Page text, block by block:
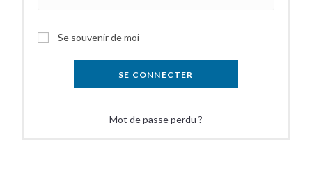
Se souvenir de moi
SE CONNECTER
Mot de passe perdu ?